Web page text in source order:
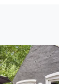
In
ist